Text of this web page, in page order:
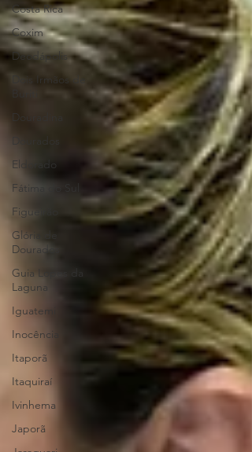
Costa Rica
Coxim
Deodápolis
Dois Irmãos de
Douradina
Eldorado
Fátima do Sul
Figueirão
Glória de
Dourados
Guia Lopes da
Laguna
Iguatemi
Inocência
Itaporã
Itaquiraí
Ivinhema
Japorã